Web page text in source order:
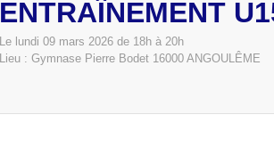
ENTRAÎNEMENT
Le lundi 09 mars 2026 de 18h à 20h
Lieu : Gymnase Pierre Bodet 16000 ANGOULÊME